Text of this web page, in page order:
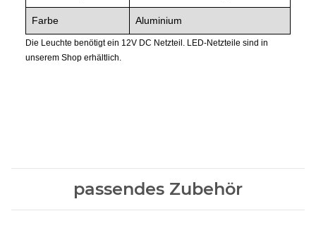
Farbe Aluminium
Die Leuchte benötigt ein 12V DC Netzteil. LED-Netzteile sind in
unserem Shop erhältlich.
passendes Zubehör